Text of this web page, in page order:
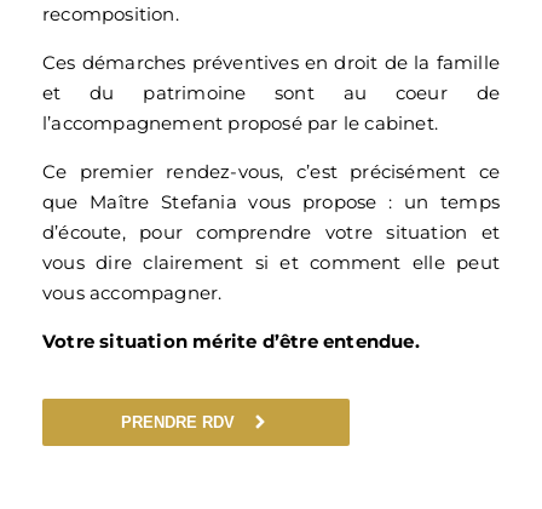
recomposition.
Ces démarches préventives en droit de la famille
et du patrimoine sont au coeur de
l’accompagnement proposé par le cabinet.
Ce premier rendez-vous, c’est précisément ce
que Maître Stefania vous propose : un temps
d’écoute, pour comprendre votre situation et
vous dire clairement si et comment elle peut
vous accompagner.
Votre situation mérite d’être entendue.
PRENDRE RDV